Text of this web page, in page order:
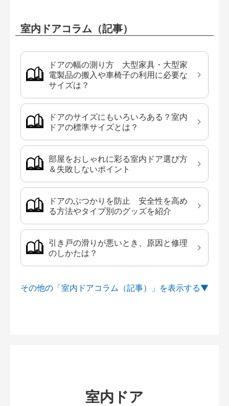
室内ドアコラム（記事）
ドアの幅の測り方 大型家具・大型家
電製品の搬入や車椅子の利用に必要な
サイズは？
ドアのサイズにもいろいろある？室内
ドアの標準サイズとは？
部屋をおしゃれに彩る室内ドア選び方
＆失敗しないポイント
ドアのぶつかりを防止 安全性を高め
る方法やタイプ別のグッズを紹介
引き戸の滑りが悪いとき、原因と修理
のしかたは？
その他の「室内ドアコラム（記事）」を
室内ドア